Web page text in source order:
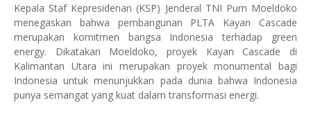
Kepala Staf Kepresidenan (KSP) Jenderal TNI Purn Moeldoko
menegaskan bahwa pembangunan PLTA Kayan Cascade
merupakan komitmen bangsa Indonesia terhadap green
energy. Dikatakan Moeldoko, proyek Kayan Cascade di
Kalimantan Utara ini merupakan proyek monumental bagi
Indonesia untuk menunjukkan pada dunia bahwa Indonesia
punya semangat yang kuat dalam transformasi energi.